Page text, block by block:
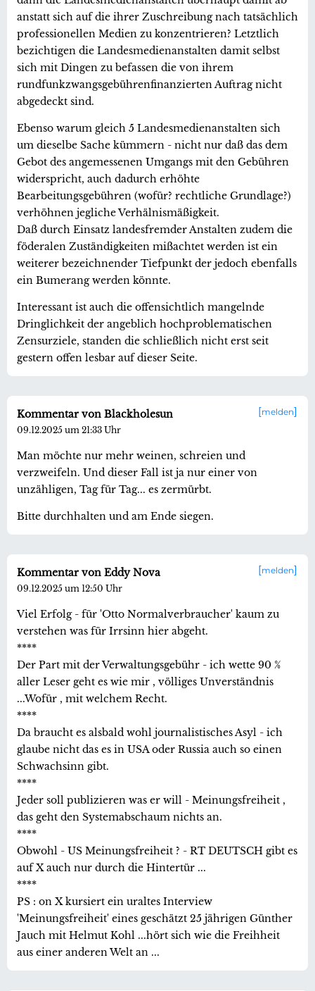
anstatt sich auf die ihrer Zuschreibung nach tatsächlich
professionellen Medien zu konzentrieren? Letztlich
bezichtigen die Landesmedienanstalten damit selbst
sich mit Dingen zu befassen die von ihrem
rundfunkzwangsgebührenfinanzierten Auftrag nicht
abgedeckt sind.
Ebenso warum gleich 5 Landesmedienanstalten sich
um dieselbe Sache kümmern - nicht nur daß das dem
Gebot des angemessenen Umgangs mit den Gebühren
widerspricht, auch dadurch erhöhte
Bearbeitungsgebühren (wofür? rechtliche Grundlage?)
verhöhnen jegliche Verhälnismäßigkeit.
Daß durch Einsatz landesfremder Anstalten zudem die
föderalen Zuständigkeiten mißachtet werden ist ein
weiterer bezeichnender Tiefpunkt der jedoch ebenfalls
ein Bumerang werden könnte.
Interessant ist auch die offensichtlich mangelnde
Dringlichkeit der angeblich hochproblematischen
Zensurziele, standen die schließlich nicht erst seit
gestern offen lesbar auf dieser Seite.
melden
Kommentar von Blackholesun
09.12.2025 um 21:33 Uhr
Man möchte nur mehr weinen, schreien und
verzweifeln. Und dieser Fall ist ja nur einer von
unzähligen, Tag für Tag... es zermürbt.
Bitte durchhalten und am Ende siegen.
melden
Kommentar von Eddy Nova
09.12.2025 um 12:50 Uhr
Viel Erfolg - für 'Otto Normalverbraucher' kaum zu
verstehen was für Irrsinn hier abgeht.
****
Der Part mit der Verwaltungsgebühr - ich wette 90 %
aller Leser geht es wie mir , völliges Unverständnis
...Wofür , mit welchem Recht.
****
Da braucht es alsbald wohl journalistisches Asyl - ich
glaube nicht das es in USA oder Russia auch so einen
Schwachsinn gibt.
****
Jeder soll publizieren was er will - Meinungsfreiheit ,
das geht den Systemabschaum nichts an.
****
Obwohl - US Meinungsfreiheit ? - RT DEUTSCH gibt es
auf X auch nur durch die Hintertür ...
****
PS : on X kursiert ein uraltes Interview
'Meinungsfreiheit' eines geschätzt 25 jährigen Günther
Jauch mit Helmut Kohl ...hört sich wie die Freihheit
aus einer anderen Welt an ...